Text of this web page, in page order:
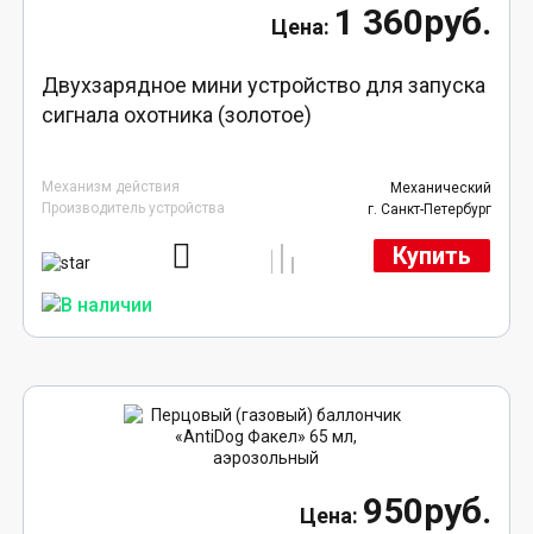
1 360руб.
Двухзарядное мини устройство для запуска
сигнала охотника (золотое)
Механизм действия
Механический
Производитель устройства
г. Санкт-Петербург
Купить
950руб.